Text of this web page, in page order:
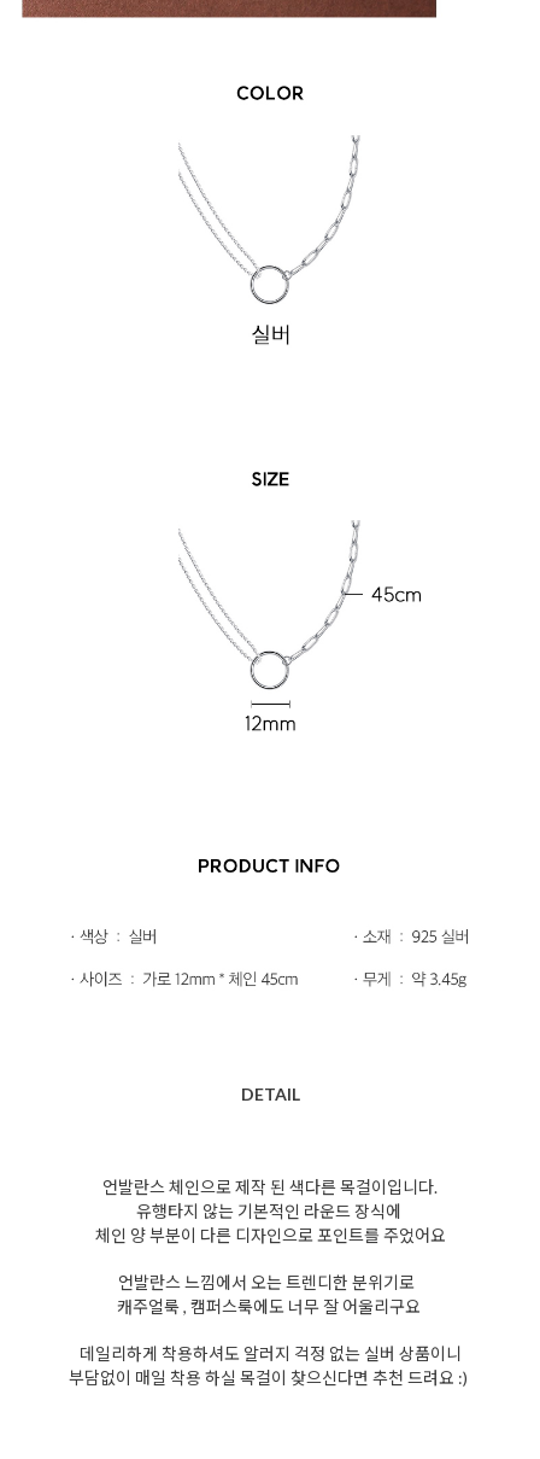
DETAIL
언발란스 체인으로 제작 된 색다른 목걸이입니다.
유행타지 않는 기본적인 라운드 장식에
체인 양 부분이 다른 디자인으로 포인트를 주었어요
언발란스 느낌에서 오는 트렌디한 분위기로
캐주얼룩 , 캠퍼스룩에도 너무 잘 어울리구요
데일리하게 착용하셔도 알러지 걱정 없는 실버 상품이니
부담없이 매일 착용 하실 목걸이 찾으신다면 추천 드려요 :)